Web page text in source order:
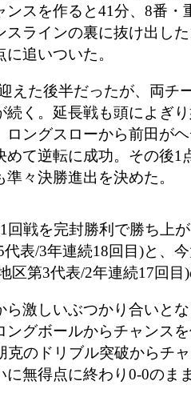
ンスを作ると41分、8番・
スラインの裏に抜け出し
追いついた。
えた後半だったが、両チ
続く。延長戦も頭によぎ
ロングスローから前田が
めて逆転に成功。その後1
々決勝進出を決めた。
戦を完封勝利で勝ち上
表/3年連続18回目)と、
区第3代表/2年連続17回目
激しいぶつかり合いと
ングボールからチャンス
克のドリブル突破からチ
に無得点に終わり0-0のま